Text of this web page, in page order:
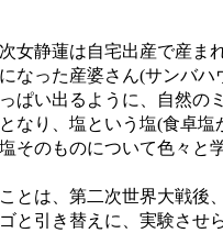
静蓮は自宅出産で産ま
った産婆さん(サンバハ
い出るように、自然の
り、塩という塩(食卓塩
のものについて色々と
は、第二次世界大戦後
引き替えに、実験させ